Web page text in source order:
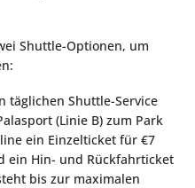
Shuttle-Optionen, um
täglichen Shuttle-Service
(Linie B) zum Park
ein Einzelticket für €7
ein Hin- und Rückfahrticket
bis zur maximalen